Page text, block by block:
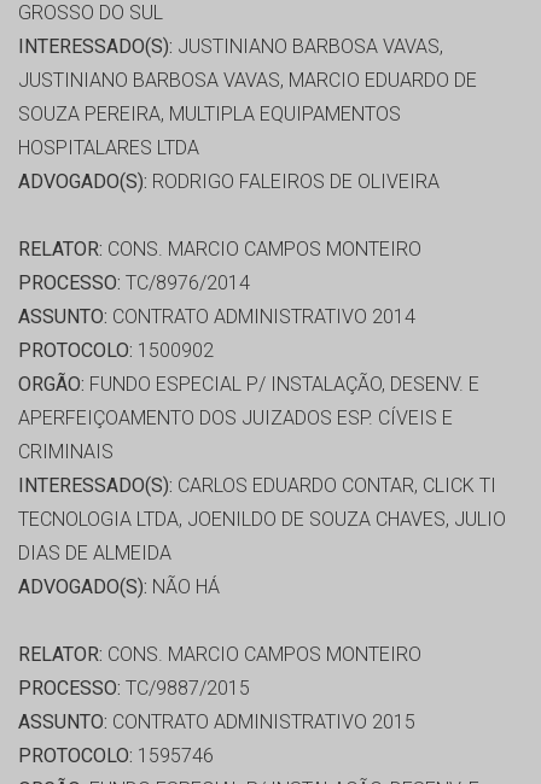
GROSSO DO SUL
INTERESSADO(S): JUSTINIANO BARBOSA VAVAS,
JUSTINIANO BARBOSA VAVAS, MARCIO EDUARDO DE
SOUZA PEREIRA, MULTIPLA EQUIPAMENTOS
HOSPITALARES LTDA
ADVOGADO(S): RODRIGO FALEIROS DE OLIVEIRA
RELATOR: CONS. MARCIO CAMPOS MONTEIRO
PROCESSO: TC/8976/2014
ASSUNTO: CONTRATO ADMINISTRATIVO 2014
PROTOCOLO: 1500902
ORGÃO: FUNDO ESPECIAL P/ INSTALAÇÃO, DESENV. E
APERFEIÇOAMENTO DOS JUIZADOS ESP. CÍVEIS E
CRIMINAIS
INTERESSADO(S): CARLOS EDUARDO CONTAR, CLICK TI
TECNOLOGIA LTDA, JOENILDO DE SOUZA CHAVES, JULIO
DIAS DE ALMEIDA
ADVOGADO(S): NÃO HÁ
RELATOR: CONS. MARCIO CAMPOS MONTEIRO
PROCESSO: TC/9887/2015
ASSUNTO: CONTRATO ADMINISTRATIVO 2015
PROTOCOLO: 1595746